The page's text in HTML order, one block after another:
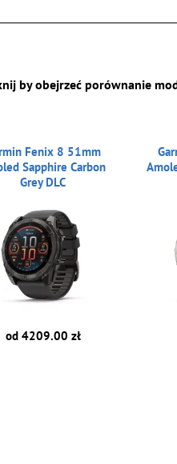
by obejrzeć porównanie
Fenix 8 51mm
Sapphire Carbon
Grey DLC
od 4209.00 zł